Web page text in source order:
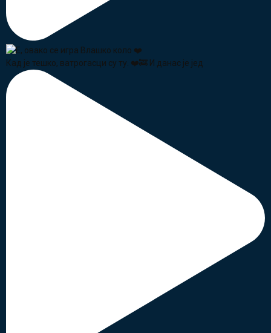
Кад је тешко, ватрогасци су ту. ❤️🚒 И данас је јед